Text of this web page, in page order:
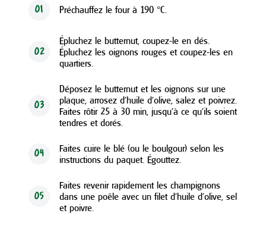
01 Préchauffez le four à 190 °C.
02
Épluchez le butternut, coupez-le en dés.
Épluchez les oignons rouges et coupez-les en
quartiers.
03
Déposez le butternut et les oignons sur une
plaque, arrosez d’huile d’olive, salez et poivrez.
Faites rôtir 25 à 30 min, jusqu’à ce qu’ils soient
tendres et dorés.
04
Faites cuire le blé (ou le boulgour) selon les
instructions du paquet. Égouttez.
05
Faites revenir rapidement les champignons
dans une poêle avec un filet d’huile d’olive, sel
et poivre.